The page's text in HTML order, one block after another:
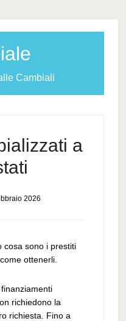
Cambiali
a
2026
cosa sono i prestiti
ottenerli.
richiedono la
richiesta. Fino a